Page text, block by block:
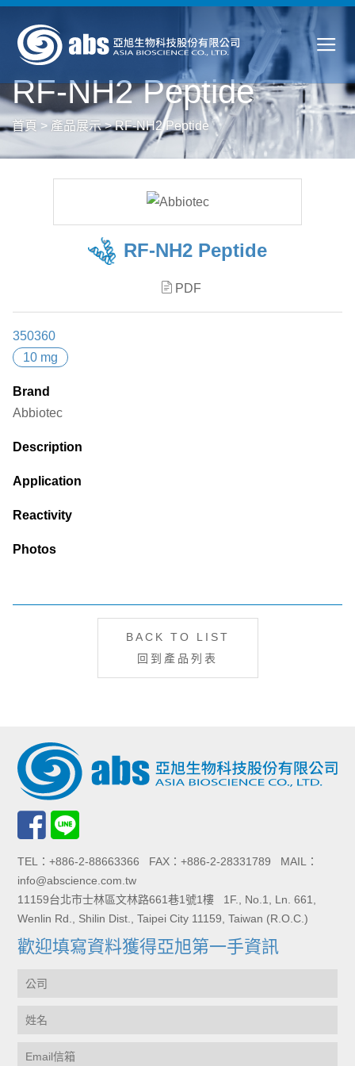
RF-NH2 Peptide
首頁 > 產品展示>RF-NH2 Peptide
RF-NH2 Peptide
PDF
350360
10 mg
Brand
Abbiotec
Description
Application
Reactivity
Photos
BACK TO LIST
回到產品列表
TEL：+886-2-88663366 FAX：+886-2-28331789 MAIL：
info@abscience.com.tw
11159台北市士林區文林路661巷1號1樓 1F., No.1, Ln. 661,
Wenlin Rd., Shilin Dist., Taipei City 11159, Taiwan (R.O.C.)
歡迎填寫資料獲得亞旭第一手資訊